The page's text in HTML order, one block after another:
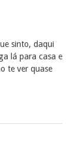
sinto, daqui
lá para casa e
te ver quase